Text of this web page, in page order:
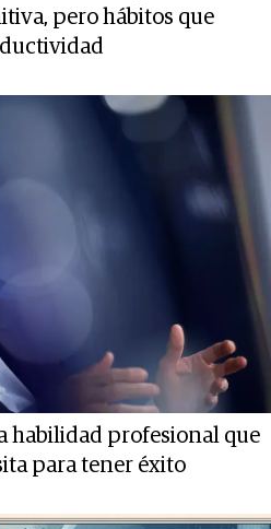
pero hábitos que
habilidad profesional que
para tener éxito